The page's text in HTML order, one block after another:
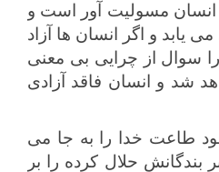
انسان مسولیت آور است و
و اگر انسان ها آزاد
سوال از چرایی بی معنی
شد و انسان فاقد آزادی
طاعت خدا را به جا می
حلال کرده را بر